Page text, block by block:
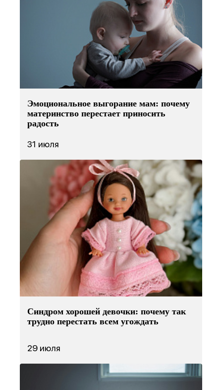
Эмоциональное выгорание мам: почему
материнство перестает приносить
радость
31 июля
Синдром хорошей девочки: почему так
трудно перестать всем угождать
29 июля